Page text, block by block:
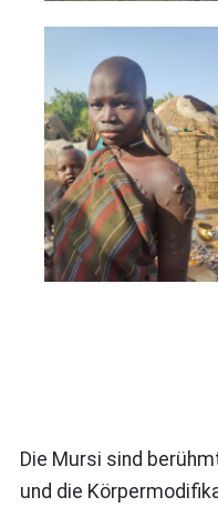
Die Mursi sind
und die